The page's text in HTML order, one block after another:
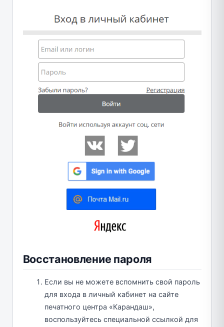
Восстановление пароля
Если вы не можете вспомнить свой пароль
для входа в личный кабинет на сайте
печатного центра «Карандаш»,
воспользуйтесь специальной ссылкой для